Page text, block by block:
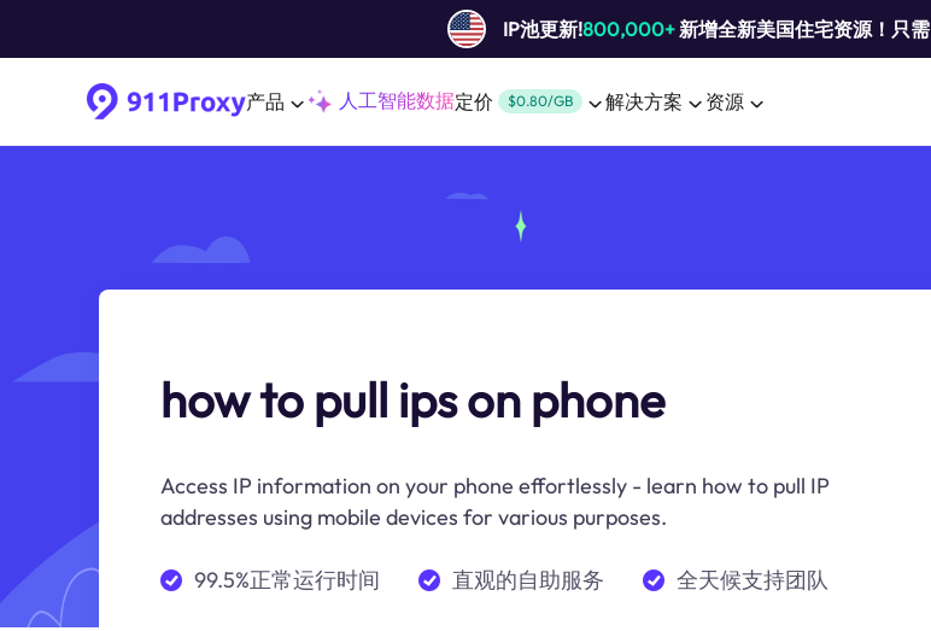
IP池更新!800,000+新增全新美国住宅资源！只需
产品 人工智能数据定价 $0.80/GB 解决方案 资源
how to pull ips on phone
Access IP information on your phone effortlessly - learn how to pull IP
addresses using mobile devices for various purposes.
99.5%正常运行时间 直观的自助服务 全天候支持团队